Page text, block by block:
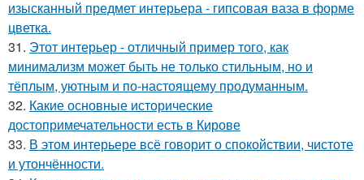
изысканный предмет интерьера - гипсовая ваза в форме
цветка.
31. Этот интерьер - отличный пример того, как
минимализм может быть не только стильным, но и
тёплым, уютным и по-настоящему продуманным.
32. Какие основные исторические
достопримечательности есть в Кирове
33. В этом интерьере всё говорит о спокойствии, чистоте
и утончённости.